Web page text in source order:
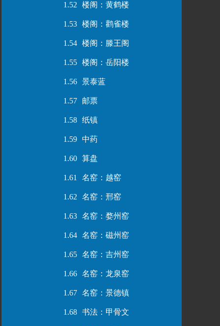
1.52 楼阁：黄鹤楼
1.53 楼阁：鹳雀楼
1.54 楼阁：滕王阁
1.55 楼阁：岳阳楼
1.56 景泰蓝
1.57 邮票
1.58 纸镇
1.59 中药
1.60 算盘
1.61 名窑：越窑
1.62 名窑：邢窑
1.63 名窑：婺州窑
1.64 名窑：磁州窑
1.65 名窑：吉州窑
1.66 名窑：龙泉窑
1.67 名窑：景德镇
1.68 书法：甲骨文